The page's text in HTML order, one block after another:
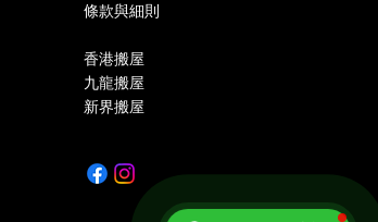
條款與細則
香港搬屋
九龍搬屋
新界搬屋